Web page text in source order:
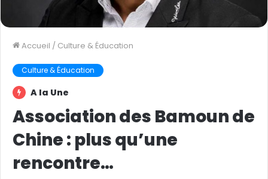
Accueil / Culture & Éducation
Culture & Éducation
A la Une
Association des Bamoun de
Chine : plus qu’une
rencontre…